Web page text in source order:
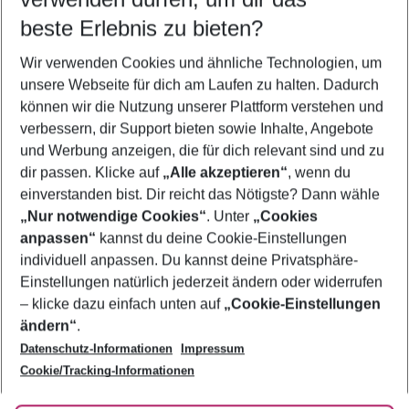
5-8 Nächte
2 Erwachsene Keine Kinder
Mehr Filter anzeigen
Footer
Footer navigation
Über uns
AGB
Bestpreisgarantie
Cookie-Einstellungen ändern
Cookie-Richtlinie
Agenturbetreuung
Barrierefreies Reisen
Folge uns
beste Erlebnis zu bieten?
Wir verwenden Cookies und ähnliche Technologien, um
unsere Webseite für dich am Laufen zu halten. Dadurch
können wir die Nutzung unserer Plattform verstehen und
verbessern, dir Support bieten sowie Inhalte, Angebote
und Werbung anzeigen, die für dich relevant sind und zu
dir passen. Klicke auf „Alle akzeptieren“, wenn du
einverstanden bist. Dir reicht das Nötigste? Dann wähle
„Nur notwendige Cookies“. Unter „Cookies
anpassen“ kannst du deine Cookie-Einstellungen
individuell anpassen. Du kannst deine Privatsphäre-
Einstellungen natürlich jederzeit ändern oder widerrufen
– klicke dazu einfach unten auf „Cookie-Einstellungen
ändern“.
Datenschutz-Informationen
Impressum
Cookie/Tracking-Informationen